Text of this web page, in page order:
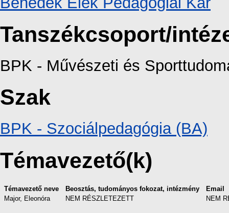
Tanszékcsoport/
BPK - Művészeti és
Szak
BPK - Szociálpedagógia (BA)
Témavezető(k)
Témavezető neve Beosztás, tudományos fokozat, intézmény
Email
Major, Eleonóra
NEM RÉSZLETEZETT NEM